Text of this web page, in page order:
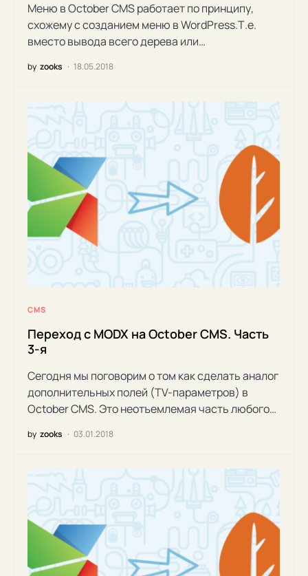
Меню в October CMS работает по принципу,
схожему с созданием меню в WordPress.Т.е.
вместо вывода всего дерева или…
by zooks 18.05.2018
CMS
Переход с MODX на October CMS. Часть
3-я
Сегодня мы поговорим о том как сделать аналог
дополнительных полей (TV-параметров) в
October CMS. Это неотъемлемая часть любого…
by zooks 03.01.2018